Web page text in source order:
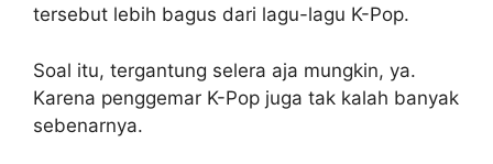
tersebut lebih bagus dari lagu-lagu K-Pop.
Soal itu, tergantung selera aja mungkin, ya.
Karena penggemar K-Pop juga tak kalah banyak
sebenarnya.